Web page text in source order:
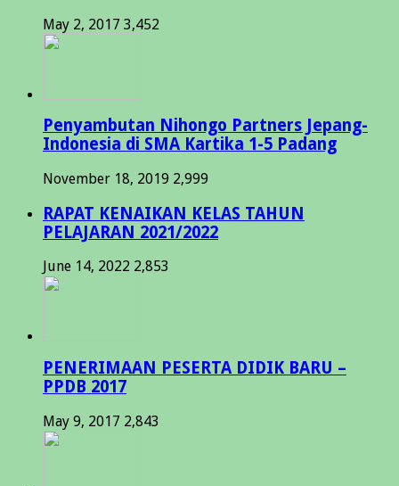
May 2, 2017 3,452
Penyambutan Nihongo Partners Jepang-
Indonesia di SMA Kartika 1-5 Padang
November 18, 2019 2,999
RAPAT KENAIKAN KELAS TAHUN
PELAJARAN 2021/2022
June 14, 2022 2,853
PENERIMAAN PESERTA DIDIK BARU –
PPDB 2017
May 9, 2017 2,843